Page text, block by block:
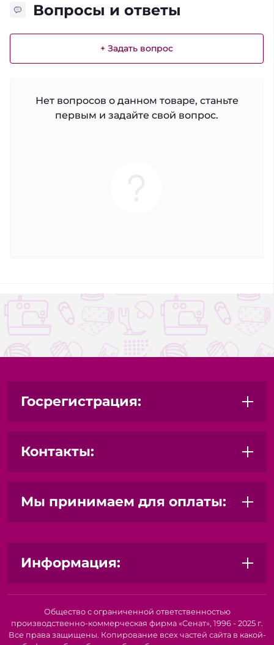
Вопросы и ответы
+ Задать вопрос
Нет вопросов о данном товаре, станьте
первым и задайте свой вопрос.
Госрегистрация:
Контакты:
Мы принимаем для оплаты:
Информация:
Общество с ограниченной ответственностью
производственно-коммерческая фирма «Сенат», 1996 - 2025 г.
Все права защищены. Копирование всех частей сайта в какой-